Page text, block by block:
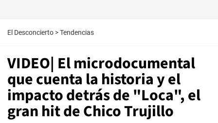
El Desconcierto >Tendencias
VIDEO| El microdocumental
que cuenta la historia y el
impacto detrás de "Loca", el
gran hit de Chico Trujillo